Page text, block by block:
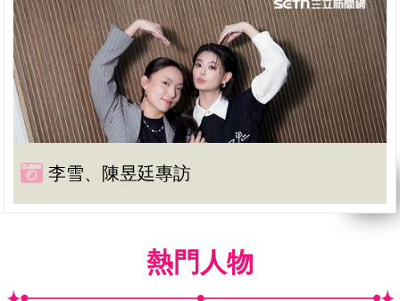
李雪、陳昱廷專訪
熱門人物